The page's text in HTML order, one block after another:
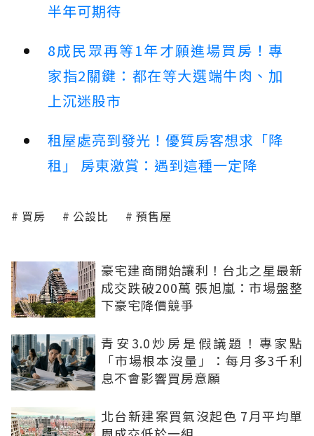
半年可期待
8成民眾再等1年才願進場買房！專
家指2關鍵：都在等大選端牛肉、加
上沉迷股市
租屋處亮到發光！優質房客想求「降
租」 房東激賞：遇到這種一定降
買房 公設比 預售屋
豪宅建商開始讓利！台北之星最新
成交跌破200萬 張旭嵐：市場盤整
下豪宅降價競爭
青安3.0炒房是假議題！專家點
「市場根本沒量」：每月多3千利
息不會影響買房意願
北台新建案買氣沒起色 7月平均單